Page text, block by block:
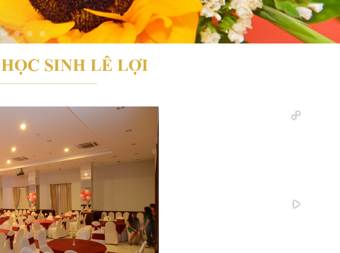
SINH LÊ LỢI